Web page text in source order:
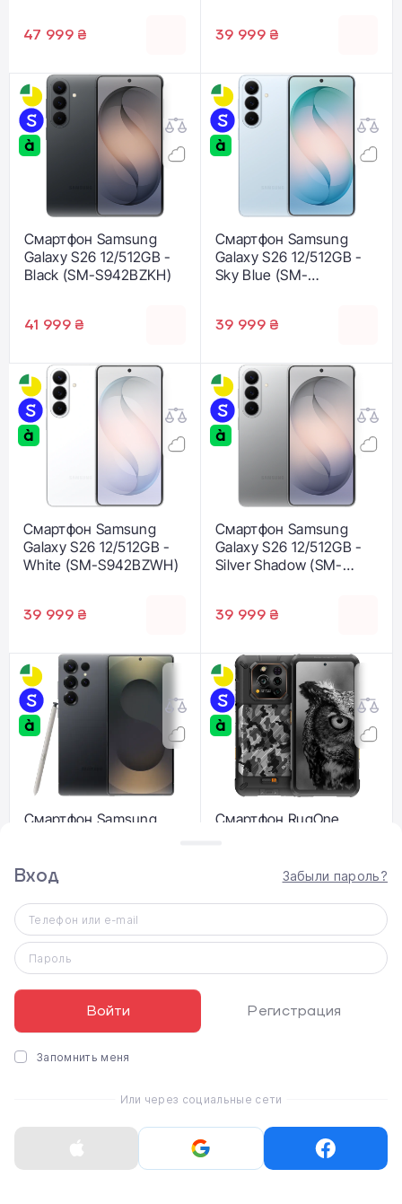
47 999 ₴
39 999 ₴
Смартфон Samsung
Galaxy S26 12/512GB -
Black (SM-S942BZKH)
41 999 ₴
Смартфон Samsung
Galaxy S26 12/512GB -
Sky Blue (SM-
39 999 ₴
Смартфон Samsung
Galaxy S26 12/512GB -
White (SM-S942BZWH)
39 999 ₴
Смартфон Samsung
Galaxy S26 12/512GB -
Silver Shadow (SM-
39 999 ₴
Смартфон Samsung
Jetblack (SM-
45 999 ₴
Смартфон RugOne
28 999 ₴
Смартфон Samsung
Galaxy S25 Ultra
12/512GB - Titanium
Gray (SM-S938BZTG)
Смартфон Samsung
Galaxy S25 Ultra
12/512GB - Titanium
Whitesilver (SM-
Вход Забыли пароль?
Телефон или e-mail
Пароль
Войти Регистрация
Запомнить меня
Или через социальные сети